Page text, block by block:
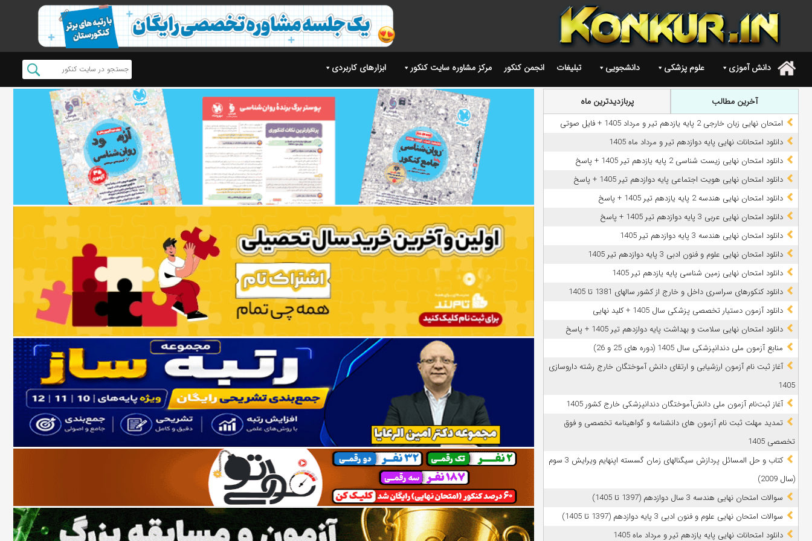
. دانش آموزی علوم پزشکی دانشجویی تبلیغات انجمن کنکور مرکز مشاوره سایت کنکور ابزارهای کاربردی
آخرین مطالب پربازدیدترین ماه
امتحان نهایی زبان خارجی 2 پایه یازدهم تیر و مرداد 1405 + فایل صوتی
دانلود امتحانات نهایی پایه دوازدهم تیر و مرداد ماه 1405
دانلود امتحان نهایی زیست شناسی 2 پایه یازدهم تیر 1405 + پاسخ
دانلود امتحان نهایی هویت اجتماعی پایه دوازدهم تیر 1405 + پاسخ
دانلود امتحان نهایی هندسه 2 پایه یازدهم تیر 1405 + پاسخ
دانلود امتحان نهایی عربی 3 پایه دوازدهم تیر 1405 + پاسخ
دانلود امتحان نهایی هندسه 3 پایه دوازدهم تیر 1405
دانلود امتحان نهایی علوم و فنون ادبی 3 پایه دوازدهم تیر 1405
دانلود امتحان نهایی زمین شناسی پایه یازدهم تیر 1405
دانلود کنکورهای سراسری داخل و خارج از کشور سالهای 1381 تا 1405
دانلود آزمون دستیار تخصصی پزشکی سال 1405 + کلید نهایی
دانلود امتحان نهایی سلامت و بهداشت پایه دوازدهم تیر 1405 + پاسخ
ﻣﻨﺎﺑﻊ آزﻣﻮن ﻣﻠﯽ دندانپزشکی سال 1405 (دوره های 25 و 26)
آغاز ثبت نام آزمون‌ ارزشیابی و ارتقای دانش آموختگان خارج رشته داروسازی
1405
آغاز ثبت‌نام آزمون ملی دانش‌آموختگان دندانپزشکی خارج کشور 1405
تمدید مهلت ثبت نام آزمون های دانشنامه و گواهینامه تخصصی و فوق
تخصصی 1405
کتاب و حل المسائل پردازش سیگنالهای زمان گسسته اپنهایم ویرایش 3 سوم
(سال 2009)
سوالات امتحان نهایی هندسه 3 سال دوازدهم (1397 تا 1405)
سوالات امتحان نهایی علوم و فنون ادبی 3 پایه دوازدهم (1397 تا 1405)
دانلود امتحانات نهایی پایه یازدهم تیر و مرداد ماه 1405